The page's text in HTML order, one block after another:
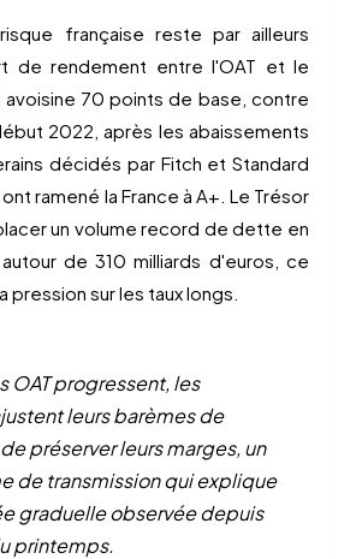
française reste par ailleurs
de rendement entre l'OAT et le
avoisine 70 points de base, contre
2022, après les abaissements
décidés par Fitch et Standard
ramené la France à A+. Le Trésor
un volume record de dette en
de 310 milliards d'euros, ce
pression sur les taux longs.
OAT progressent, les
leurs barèmes de
préserver leurs marges, un
de transmission qui explique
graduelle observée depuis
printemps.